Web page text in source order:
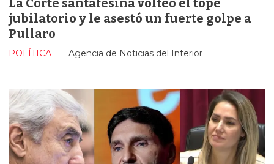
La Corte santafesina volteó el tope
jubilatorio y le asestó un fuerte golpe a
Pullaro
Agencia de Noticias del Interior
POLÍTICA